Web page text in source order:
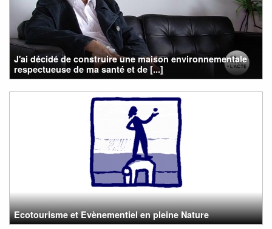
J'ai décidé de construire une maison environnementale
respectueuse de ma santé et de [...]
Ecotourisme et Evènementiel en pleine Nature